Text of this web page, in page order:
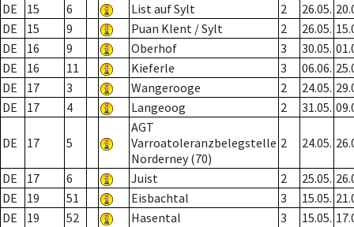
DE
15 6 List auf Sylt 2 26.05.
DE
15 9 Puan Klent / Sylt 2 26.05.
DE
16 9 Oberhof 3 30.05.
DE
16 11 Kieferle 3 06.06.
DE
17 3 Wangerooge 2 24.05.
DE
17 4 Langeoog 2 31.05.
DE 17 5
AGT
Varroatoleranzbelegstelle
Norderney (70)
2 24.05.
DE 17 6 Juist 2 25.05.
DE
19 51 Eisbachtal 3 15.05.
DE
19 52 Hasental 3 15.05.